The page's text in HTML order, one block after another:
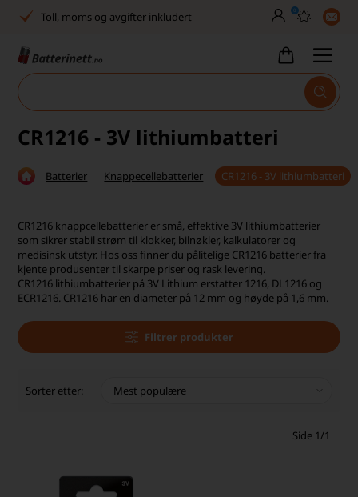
Toll, moms og avgifter inkludert
30 dagers full returrett
Høy kundetilfredshet
Leveringstid 2-5 arbeidsdager
30 dagers full returrett
Billig frakt
Høy kundetilfredshet
0
CR1216 - 3V lithiumbatteri
Batterier Knappecellebatterier CR1216 - 3V lithiumbatteri
CR1216 knappcellebatterier er små, effektive 3V lithiumbatterier
som sikrer stabil strøm til klokker, bilnøkler, kalkulatorer og
medisinsk utstyr. Hos oss finner du pålitelige CR1216 batterier fra
kjente produsenter til skarpe priser og rask levering.
CR1216 lithiumbatterier på 3V Lithium erstatter 1216, DL1216 og
ECR1216. CR1216 har en diameter på 12 mm og høyde på 1,6 mm.
Filtrer produkter
Sorter etter:
Side 1/1